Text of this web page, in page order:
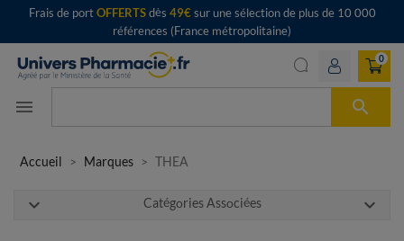
Frais de portOFFERTSdès 49€sur une sélection de plus de 10 000
références (France métropolitaine)
menu 
0
Accueil Marques THEA
expand_more Catégories Associées expand_more